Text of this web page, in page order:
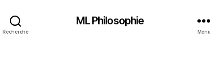
Recherche
ML Philosophie
Menu